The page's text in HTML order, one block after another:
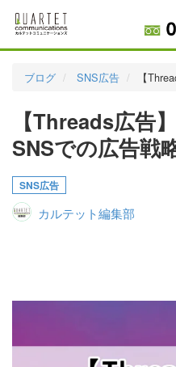
実績・お客様の声
初めて導入をお考えの方
代理店の乗り換えをお考えの
会社概要
ブログ SNS広告 【
【Threads広告
SNSでの広告戦
SNS広告
カルテット編集部